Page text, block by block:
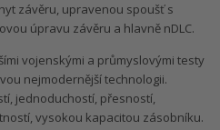
závěru, upravenou spoušť s
úpravu závěru a hlavně nDLC.
vojenskými a průmyslovými testy
nejmodernější technologii.
jednoduchostí, přesností,
vysokou kapacitou zásobníku.